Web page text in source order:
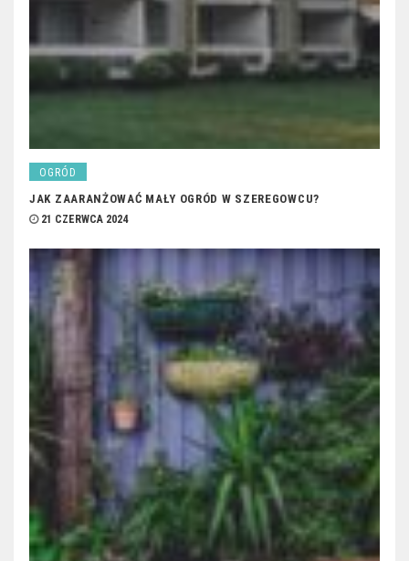
OGRÓD
JAK ZAARANŻOWAĆ MAŁY OGRÓD W SZEREGOWCU?
21 CZERWCA 2024